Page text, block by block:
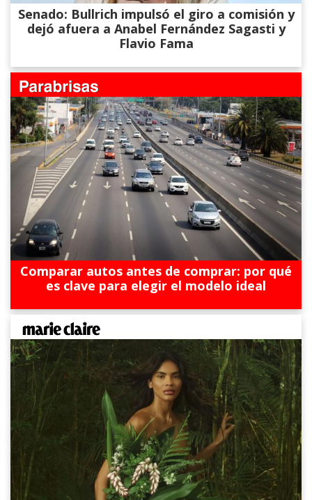
Senado: Bullrich impulsó el giro a comisión y
dejó afuera a Anabel Fernández Sagasti y
Flavio Fama
Comparar autos antes de comprar: por qué
es clave para elegir el modelo ideal